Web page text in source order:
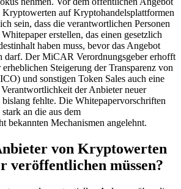
auf Kryptohandelsplattformen
sein, dass die verantwortlichen Personen
erstellen, das einen gesetzlich
haben muss, bevor das Angebot
darf. Der MiCAR Verordnungsgeber erhofft
Steigerung der Transparenz von
und sonstigen Token Sales auch eine
der Anbieter neuer
fehlte. Die Whitepapervorschriften
an die aus dem
bekannten Mechanismen angelehnt.
von Kryptowerten
veröffentlichen müssen?